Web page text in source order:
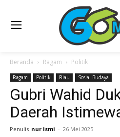
Beranda Ragam Politik
Ragam Politik Riau Sosial Budaya
Gubri Wahid
Daerah
Penulis nur ismi - 26 Mei 2025